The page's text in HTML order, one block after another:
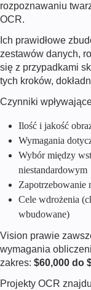
rozpoznawaniu
OCR.
Ich prawidłowe
zestawów danych,
się z przypadkami
tych kroków,
Czynniki
Ilość i jakość
Wymagania
Wybór między
niestandardowym
Zapotrzebowanie
Cele wdrożenia
wbudowane)
Vision prawie
wymagania
zakres: $60,000 do
Projekty OCR